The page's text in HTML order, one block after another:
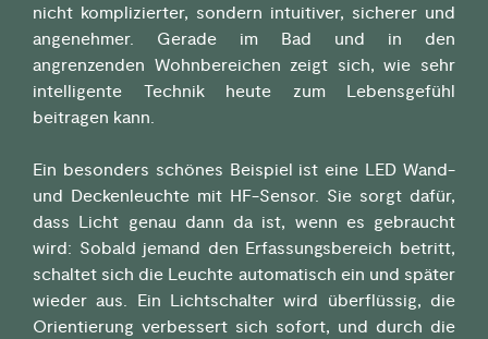
nicht komplizierter, sondern intuitiver, sicherer und
angenehmer. Gerade im Bad und in den
angrenzenden Wohnbereichen zeigt sich, wie sehr
intelligente Technik heute zum Lebensgefühl
beitragen kann.
Ein besonders schönes Beispiel ist eine LED Wand-
und Deckenleuchte mit HF-Sensor. Sie sorgt dafür,
dass Licht genau dann da ist, wenn es gebraucht
wird: Sobald jemand den Erfassungsbereich betritt,
schaltet sich die Leuchte automatisch ein und später
wieder aus. Ein Lichtschalter wird überflüssig, die
Orientierung verbessert sich sofort, und durch die